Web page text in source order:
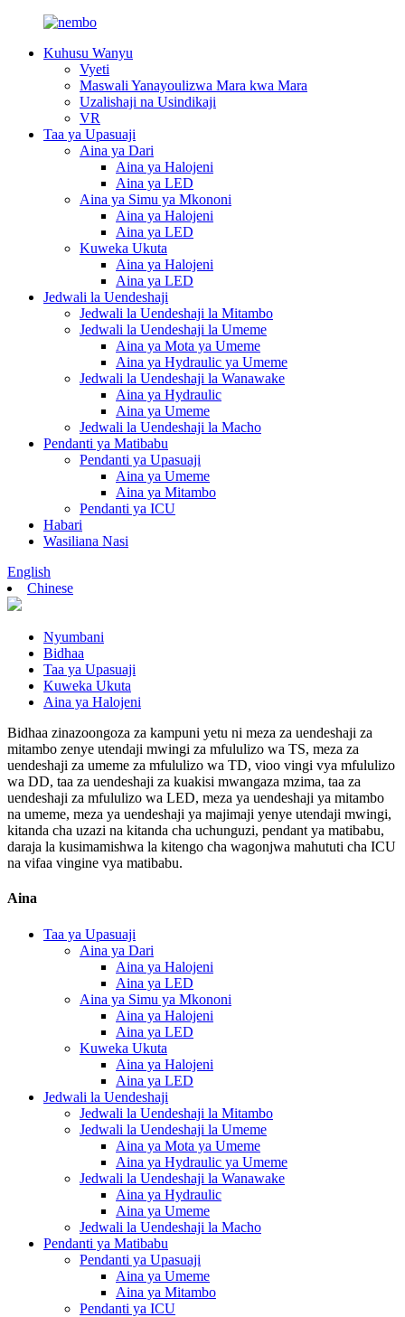
Kuhusu Wanyu
Vyeti
Maswali Yanayoulizwa Mara kwa Mara
Uzalishaji na Usindikaji
VR
Taa ya Upasuaji
Aina ya Dari
Aina ya Halojeni
Aina ya LED
Aina ya Simu ya Mkononi
Aina ya Halojeni
Aina ya LED
Kuweka Ukuta
Aina ya Halojeni
Aina ya LED
Jedwali la Uendeshaji
Jedwali la Uendeshaji la Mitambo
Jedwali la Uendeshaji la Umeme
Aina ya Mota ya Umeme
Aina ya Hydraulic ya Umeme
Jedwali la Uendeshaji la Wanawake
Aina ya Hydraulic
Aina ya Umeme
Jedwali la Uendeshaji la Macho
Pendanti ya Matibabu
Pendanti ya Upasuaji
Aina ya Umeme
Aina ya Mitambo
Pendanti ya ICU
Habari
Wasiliana Nasi
English
Chinese
Nyumbani
Bidhaa
Taa ya Upasuaji
Kuweka Ukuta
Aina ya Halojeni
Bidhaa zinazoongoza za kampuni yetu ni meza za uendeshaji za
mitambo zenye utendaji mwingi za mfululizo wa TS, meza za
uendeshaji za umeme za mfululizo wa TD, vioo vingi vya mfululizo
wa DD, taa za uendeshaji za kuakisi mwangaza mzima, taa za
uendeshaji za mfululizo wa LED, meza ya uendeshaji ya mitambo
na umeme, meza ya uendeshaji ya majimaji yenye utendaji mwingi,
kitanda cha uzazi na kitanda cha uchunguzi, pendant ya matibabu,
daraja la kusimamishwa la kitengo cha wagonjwa mahututi cha ICU
na vifaa vingine vya matibabu.
Aina
Taa ya Upasuaji
Aina ya Dari
Aina ya Halojeni
Aina ya LED
Aina ya Simu ya Mkononi
Aina ya Halojeni
Aina ya LED
Kuweka Ukuta
Aina ya Halojeni
Aina ya LED
Jedwali la Uendeshaji
Jedwali la Uendeshaji la Mitambo
Jedwali la Uendeshaji la Umeme
Aina ya Mota ya Umeme
Aina ya Hydraulic ya Umeme
Jedwali la Uendeshaji la Wanawake
Aina ya Hydraulic
Aina ya Umeme
Jedwali la Uendeshaji la Macho
Pendanti ya Matibabu
Pendanti ya Upasuaji
Aina ya Umeme
Aina ya Mitambo
Pendanti ya ICU